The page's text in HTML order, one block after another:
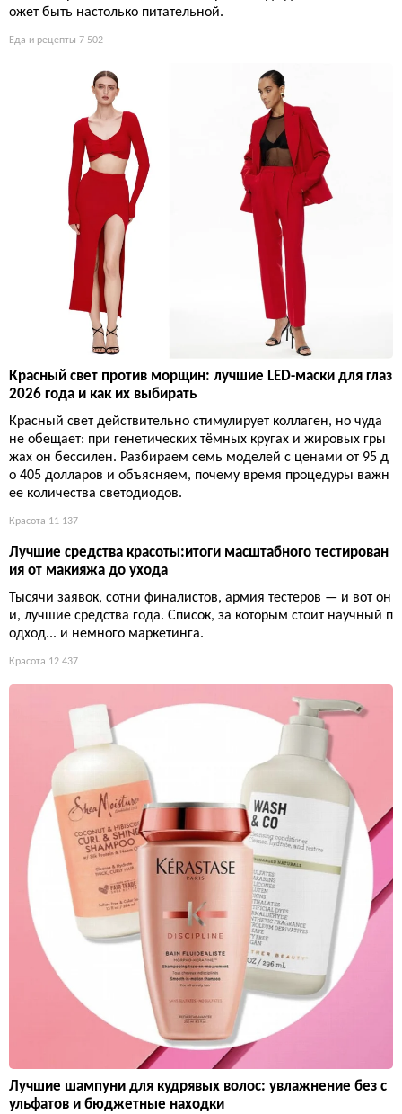
ожет быть настолько питательной.
Еда и рецепты 7 502
Красный свет против морщин: лучшие LED-маски для глаз
2026 года и как их выбирать
Красный свет действительно стимулирует коллаген, но чуда
не обещает: при генетических тёмных кругах и жировых гры
жах он бессилен. Разбираем семь моделей с ценами от 95 д
о 405 долларов и объясняем, почему время процедуры важн
ее количества светодиодов.
Красота 11 137
Лучшие средства красоты:итоги масштабного тестирован
ия от макияжа до ухода
Тысячи заявок, сотни финалистов, армия тестеров — и вот он
и, лучшие средства года. Список, за которым стоит научный п
одход... и немного маркетинга.
Красота 12 437
Лучшие шампуни для кудрявых волос: увлажнение без с
ульфатов и бюджетные находки